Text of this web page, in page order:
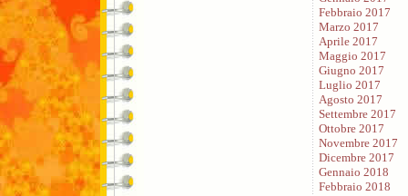
Febbraio 2017
Marzo 2017
Aprile 2017
Maggio 2017
Giugno 2017
Luglio 2017
Agosto 2017
Settembre 2017
Ottobre 2017
Novembre 2017
Dicembre 2017
Gennaio 2018
Febbraio 2018